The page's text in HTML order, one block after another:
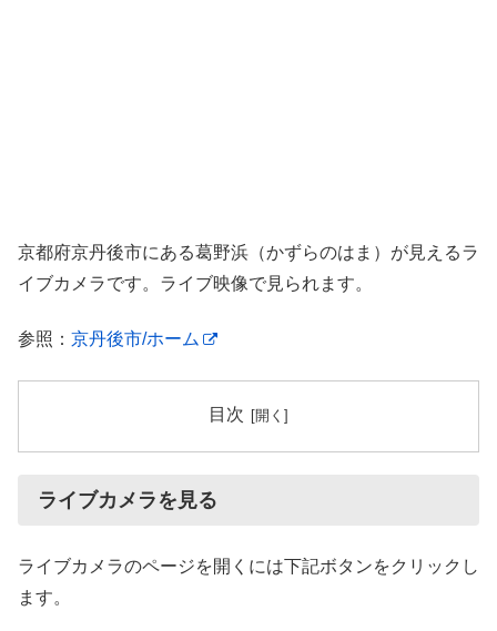
京都府京丹後市にある葛野浜（かずらのはま）が見えるラ
イブカメラです。ライブ映像で見られます。
参照： 京丹後市/ホーム
目次
ライブカメラを見る
ライブカメラのページを開くには下記ボタンをクリックし
ます。